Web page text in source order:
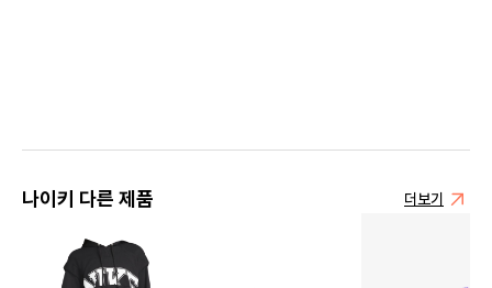
나이키 다른 제품 더보기